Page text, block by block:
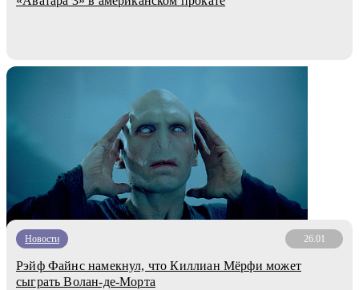
Новости 26.01
Рэйф Файнс намекнул, что Киллиан Мёрфи может
сыграть Волан-де-Морта